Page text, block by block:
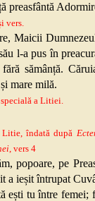
preasfântă
vers.
Maicii
l-a pus în
sămânță.
mare milă.
a Litiei.
îndată după
, vers 4
popoare, pe
a ieșit întrupat
ești tu între femei;